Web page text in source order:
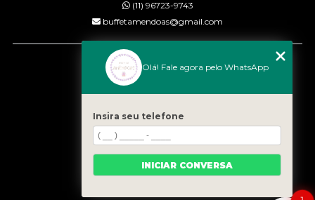
(11) 96723-9743
buffetamendoas@gmail.com
MENU
Quem somos
Serviços
Eventos
Gastronomia
Contato
Olá! Fale agora pelo WhatsApp
Insira seu telefone
INICIAR CONVERSA